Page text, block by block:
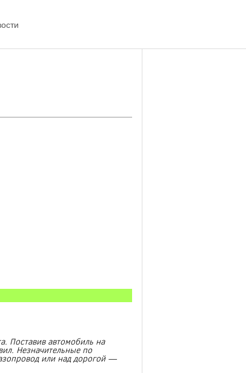
Поставив автомобиль на
Незначительные по
или над дорогой —